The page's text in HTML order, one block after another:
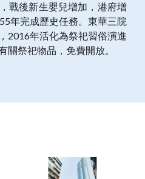
戰後新生嬰兒增加，港府增
年完成歷史任務。東華三院
2016年活化為祭祀習俗演進
關祭祀物品，免費開放。